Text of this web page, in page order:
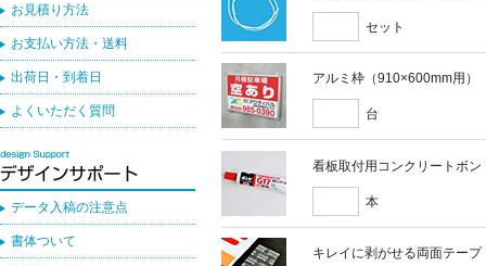
セット
アルミ枠（910×600mm用）
台
看板取付用コンクリートボン
本
キレイに剥がせる両面テープ
お見積り方法
お支払い方法・送料
出荷日・到着日
よくいただく質問
データ入稿の注意点
書体ついて